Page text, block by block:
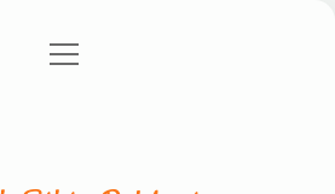
Gizlilik Politikası
menüyü